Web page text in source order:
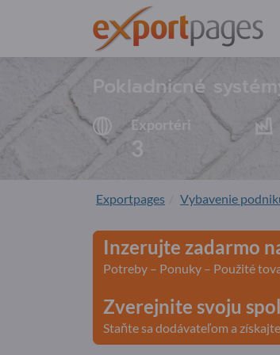
Pokladnicné
Exportéri
3
Exportpages Vybavenie
Inzerujte zadarmo
Potreby – Ponuky – Použité
Zverejnite svoju
Staňte sa dodávateľom a